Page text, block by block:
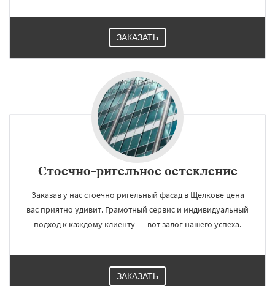
ЗАКАЗАТЬ
Стоечно-ригельное остекление
Заказав у нас стоечно ригельный фасад в Щелкове цена
вас приятно удивит. Грамотный сервис и индивидуальный
подход к каждому клиенту — вот залог нашего успеха.
ЗАКАЗАТЬ